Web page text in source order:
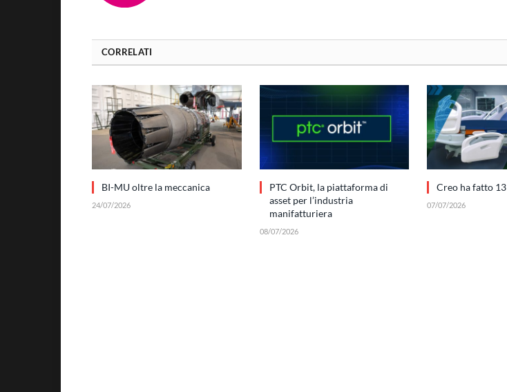
CORRELATI
BI-MU oltre la meccanica
24/07/2026
PTC Orbit, la piattaforma di
asset per l’industria
manifatturiera
08/07/2026
Creo ha fatto 13
07/07/2026